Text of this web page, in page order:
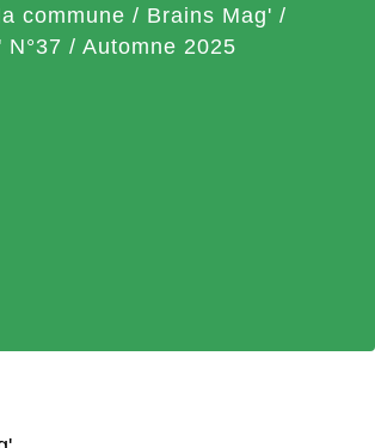
commune / Brains Mag' /
N°37 / Automne 2025